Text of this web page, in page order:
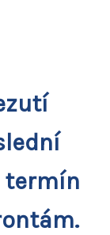
termín